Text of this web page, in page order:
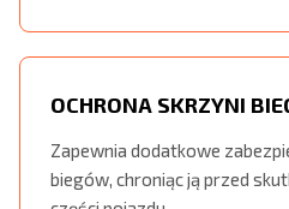
OCHRONA SKRZYNI
Zapewnia dodatkowe
biegów, chroniąc ją przed